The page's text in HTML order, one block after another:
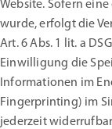
Website. Sofern
wurde, erfolgt die
Art. 6 Abs. 1 lit. a
Einwilligung die
Informationen im
Fingerprinting) im
jederzeit